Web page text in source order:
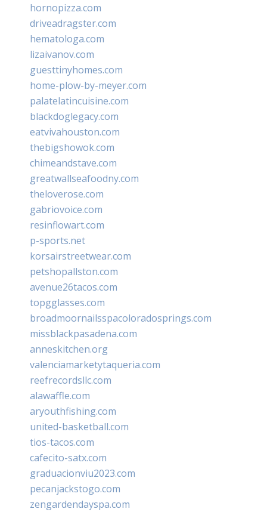
hornopizza.com
driveadragster.com
hematologa.com
lizaivanov.com
guesttinyhomes.com
home-plow-by-meyer.com
palatelatincuisine.com
blackdoglegacy.com
eatvivahouston.com
thebigshowok.com
chimeandstave.com
greatwallseafoodny.com
theloverose.com
gabriovoice.com
resinflowart.com
p-sports.net
korsairstreetwear.com
petshopallston.com
avenue26tacos.com
topgglasses.com
broadmoornailsspacoloradosprings.com
missblackpasadena.com
anneskitchen.org
valenciamarketytaqueria.com
reefrecordsllc.com
alawaffle.com
aryouthfishing.com
united-basketball.com
tios-tacos.com
cafecito-satx.com
graduacionviu2023.com
pecanjackstogo.com
zengardendayspa.com